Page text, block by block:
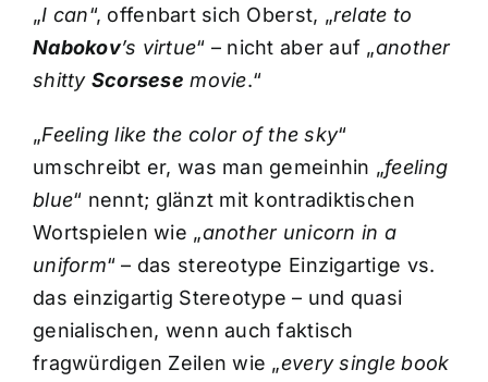
„I can“, offenbart sich Oberst, „relate to
Nabokov’s virtue“ – nicht aber auf „another
shitty Scorsese movie.“
„Feeling like the color of the sky“
umschreibt er, was man gemeinhin „feeling
blue“ nennt; glänzt mit kontradiktischen
Wortspielen wie „another unicorn in a
uniform“ – das stereotype Einzigartige vs.
das einzigartig Stereotype – und quasi
genialischen, wenn auch faktisch
fragwürdigen Zeilen wie „every single book